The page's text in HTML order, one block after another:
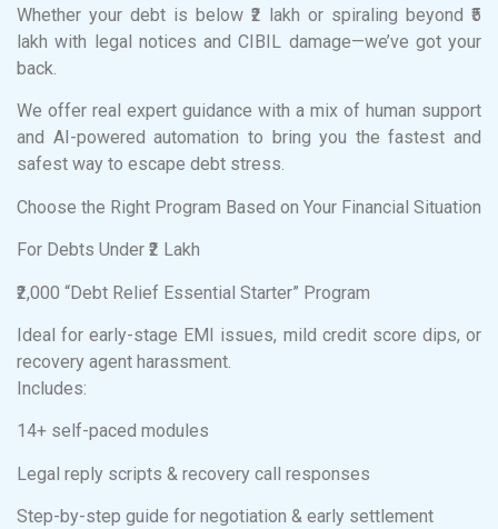
Whether your debt is below ₹2 lakh or spiraling beyond ₹5
lakh with legal notices and CIBIL damage—we’ve got your
back.
We offer real expert guidance with a mix of human support
and AI-powered automation to bring you the fastest and
safest way to escape debt stress.
Choose the Right Program Based on Your Financial Situation
For Debts Under ₹2 Lakh
₹2,000 “Debt Relief Essential Starter” Program
Ideal for early-stage EMI issues, mild credit score dips, or
recovery agent harassment.
Includes:
14+ self-paced modules
Legal reply scripts & recovery call responses
Step-by-step guide for negotiation & early settlement